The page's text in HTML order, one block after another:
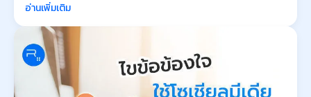
อ่านเพิ่มเติม